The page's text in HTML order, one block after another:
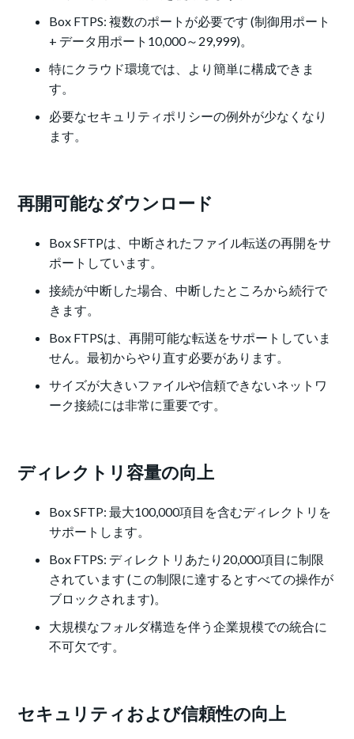
Box FTPS: 複数のポートが必要です (制御用ポート
+ データ用ポート10,000～29,999)。
特にクラウド環境では、より簡単に構成できま
す。
必要なセキュリティポリシーの例外が少なくなり
ます。
再開可能なダウンロード
Box SFTPは、中断されたファイル転送の再開をサ
ポートしています。
接続が中断した場合、中断したところから続行で
きます。
Box FTPSは、再開可能な転送をサポートしていま
せん。最初からやり直す必要があります。
サイズが大きいファイルや信頼できないネットワ
ーク接続には非常に重要です。
ディレクトリ容量の向上
Box SFTP: 最大100,000項目を含むディレクトリを
サポートします。
Box FTPS: ディレクトリあたり20,000項目に制限
されています (この制限に達するとすべての操作が
ブロックされます)。
大規模なフォルダ構造を伴う企業規模での統合に
不可欠です。
セキュリティおよび信頼性の向上